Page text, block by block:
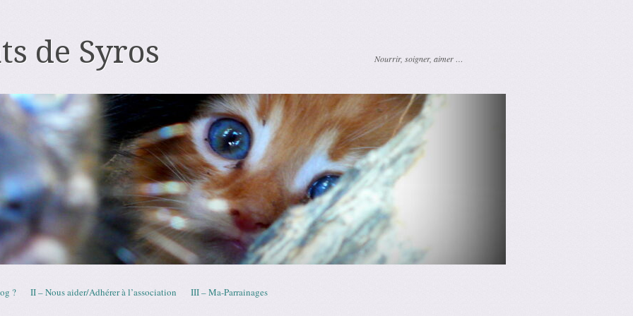
de Syros Nourrir, soigner, aimer …
? II – Nous aider/Adhérer à l’association III – Ma-Parrainages